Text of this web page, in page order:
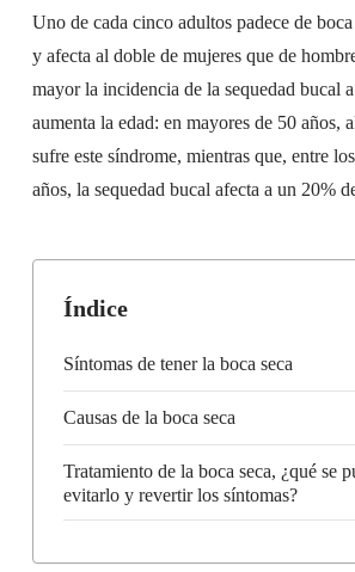
Uno de cada cinco adultos padece de
y afecta al doble de mujeres que de
mayor la incidencia de la sequedad bucal
aumenta la edad: en mayores de 50 años,
sufre este síndrome, mientras que, entre
años, la sequedad bucal afecta a un 20%
Índice
Síntomas de tener la boca seca
Causas de la boca seca
Tratamiento de la boca seca, ¿qué se
evitarlo y revertir los síntomas?